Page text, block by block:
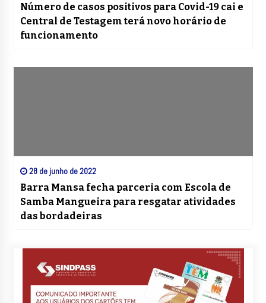
Número de casos positivos para Covid-19 cai e
Central de Testagem terá novo horário de
funcionamento
28 de junho de 2022
Barra Mansa fecha parceria com Escola de
Samba Mangueira para resgatar atividades
das bordadeiras